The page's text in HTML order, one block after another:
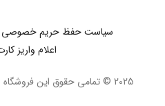
سیاست حفظ حریم خصوصی
اعلام واریز
2025 © تمامی حقوق این فروشگاه برای